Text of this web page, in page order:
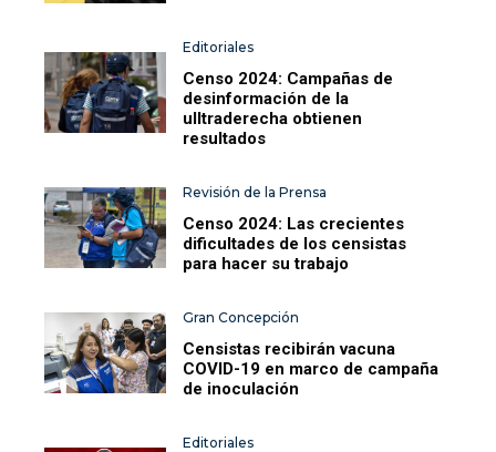
Editoriales
Censo 2024: Campañas de
desinformación de la
ulltraderecha obtienen
resultados
Revisión de la Prensa
Censo 2024: Las crecientes
dificultades de los censistas
para hacer su trabajo
Gran Concepción
Censistas recibirán vacuna
COVID-19 en marco de campaña
de inoculación
Editoriales